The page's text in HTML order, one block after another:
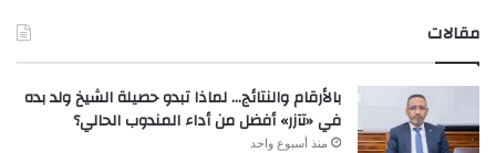
مقالات
بالأرقام والنتائج… لماذا تبدو حصيلة الشيخ ولد بده
في «تآزر» أفضل من أداء المندوب الحالي؟
منذ أسبوع واحد